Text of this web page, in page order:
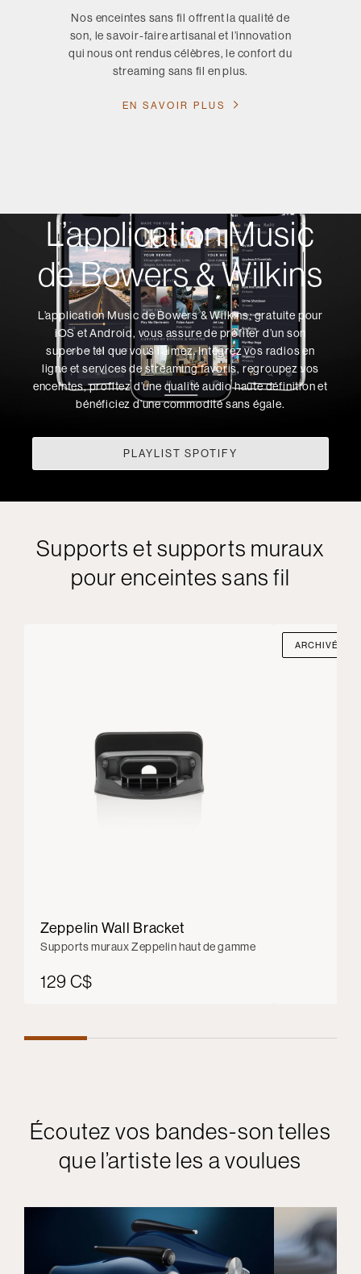
Nos enceintes sans fil offrent la qualité de
son, le savoir-faire artisanal et l’innovation
qui nous ont rendus célèbres, le confort du
streaming sans fil en plus.
EN SAVOIR PLUS
L’application Music
de Bowers & Wilkins
L’application Music de Bowers & Wilkins, gratuite pour
iOS et Android, vous assure de profiter d’un son
superbe tel que vous l’aimez. Intégrez vos radios en
ligne et services de streaming favoris, regroupez vos
enceintes, profitez d’une qualité audio haute définition et
bénéficiez d’une commodité sans égale.
PLAYLIST SPOTIFY
Supports et supports muraux
pour enceintes sans fil
Zeppelin Wall Bracket
Supports muraux Zeppelin haut de gamme
129 C$
ARCHIVÉ
Écoutez vos bandes-son telles
que l’artiste les a voulues